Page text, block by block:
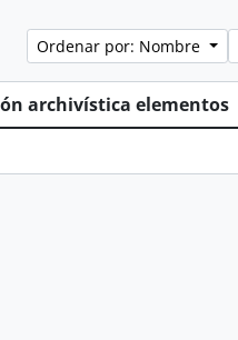
Ordenar por: Nombre
archivística elementos